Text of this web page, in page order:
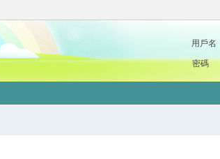
用戶名
密碼